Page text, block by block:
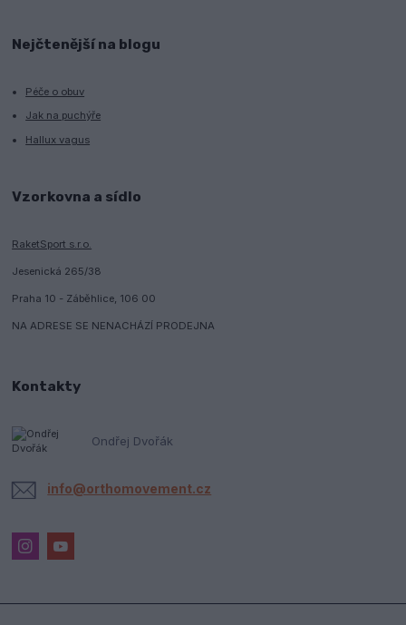
Nejčtenější na blogu
Péče o obuv
Jak na puchýře
Hallux vagus
Vzorkovna a sídlo
RaketSport s.r.o.
Jesenická 265/38
Praha 10 - Záběhlice, 106 00
NA ADRESE SE NENACHÁZÍ PRODEJNA
Kontakty
Ondřej Dvořák
info@orthomovement.cz